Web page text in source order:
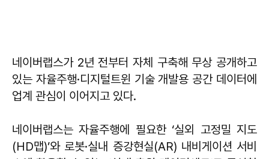
네이버랩스가 2년 전부터 자체 구축해 무상 공개하고
있는 자율주행·디지털트윈 기술 개발용 공간 데이터에
업계 관심이 이어지고 있다.
네이버랩스는 자율주행에 필요한 ‘실외 고정밀 지도
(HD맵)’와 로봇·실내 증강현실(AR) 내비게이션 서비